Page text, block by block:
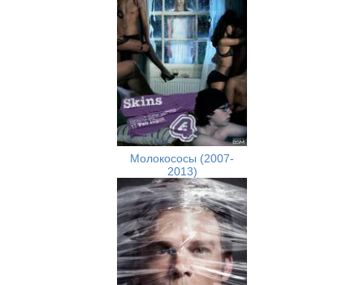
Молокососы (2007-
2013)